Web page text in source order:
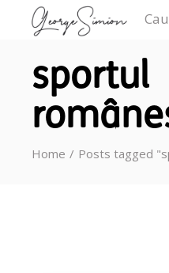
sportul
Home Posts tagged